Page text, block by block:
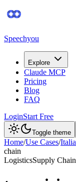
Speechyou
Explore
Claude MCP
Pricing
Blog
FAQ
LoginStart Free
Toggle theme
Home/Use Cases/
chain
LogisticsSupply